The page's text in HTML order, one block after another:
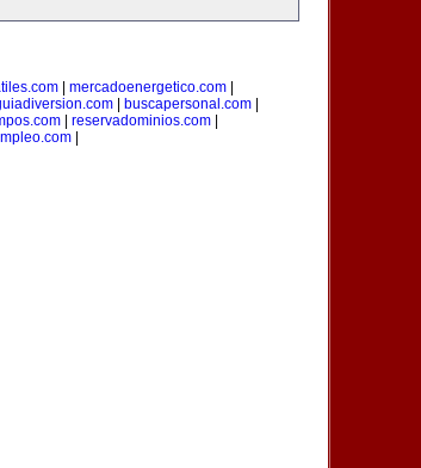
| mercadoenergetico.com|
| buscapersonal.com|
| reservadominios.com|